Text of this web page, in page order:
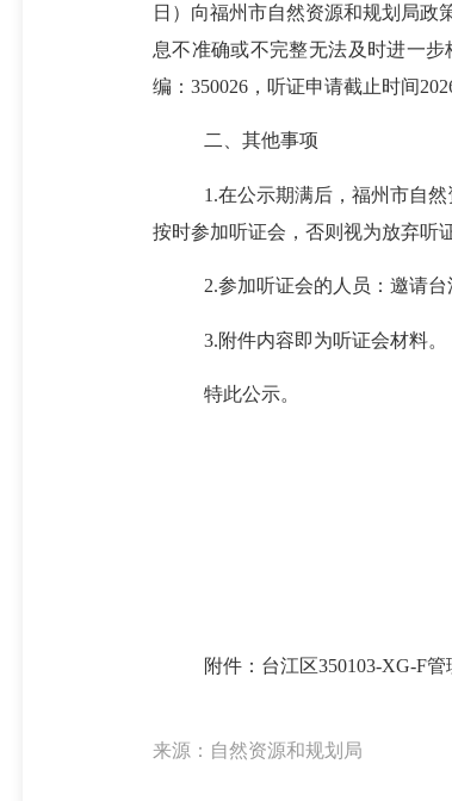
日 ） 向福州市自然资源和规划局政
息不准确或不完整无法及时进一
编：350026，听证申请截止时间202
二、其他事项
1.在公示期满后，福州市自
按时参加听证会，否则视为放弃听证
2.参加听证会的人员：邀请台
3.附件内容即为听证会材料。
特此公示。
附件： 台江区350103-XG-F
来源：自然资源和规划局